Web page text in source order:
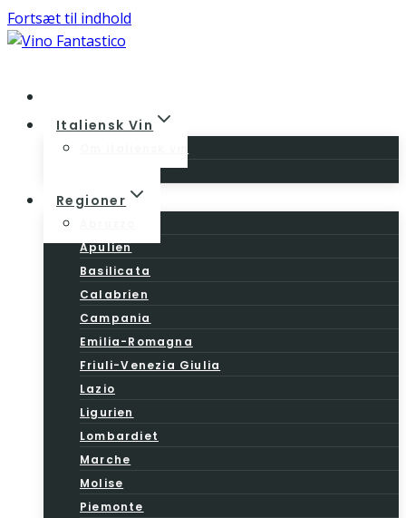
Fortsæt til indhold
Italiensk Vin
Regioner
Apulien
Basilicata
Calabrien
Campania
Emilia-Romagna
Friuli-Venezia Giulia
Lazio
Ligurien
Lombardiet
Marche
Molise
Piemonte